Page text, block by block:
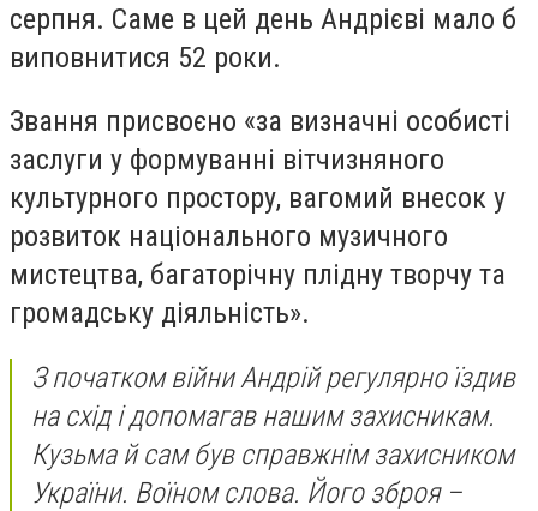
серпня. Саме в цей день Андрієві мало б
виповнитися 52 роки.
Звання присвоєно «за визначні особисті
заслуги у формуванні вітчизняного
культурного простору, вагомий внесок у
розвиток національного музичного
мистецтва, багаторічну плідну творчу та
громадську діяльність».
З початком війни Андрій регулярно їздив
на схід і допомагав нашим захисникам.
Кузьма й сам був справжнім захисником
України. Воїном слова. Його зброя –